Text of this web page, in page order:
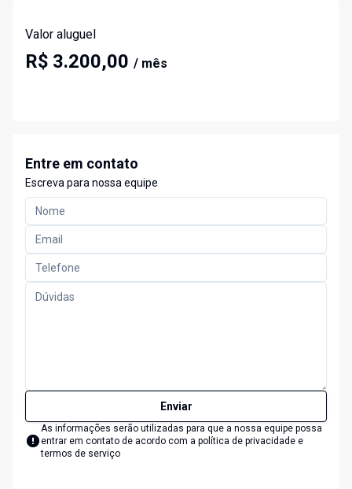
Valor aluguel
R$ 3.200,00 / mês
Entre em contato
Escreva para nossa equipe
Enviar
As informações serão utilizadas para que a nossa equipe possa
entrar em contato de acordo com a política de privacidade e
termos de serviço